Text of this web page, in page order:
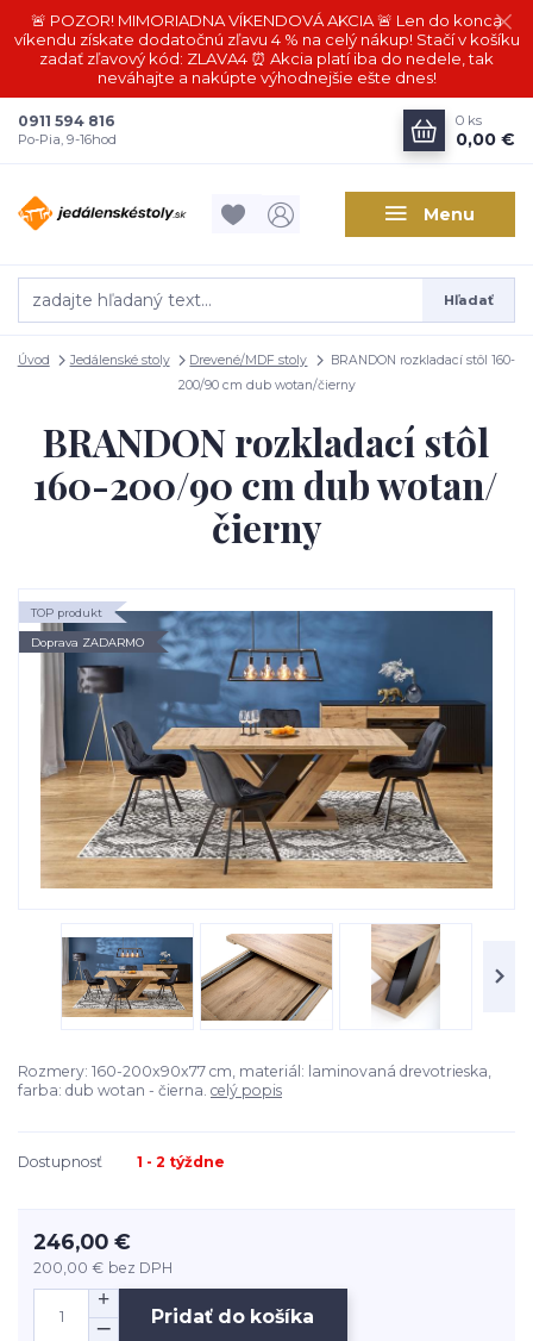
🚨 POZOR! MIMORIADNA VÍKENDOVÁ AKCIA 🚨 Len do konca
víkendu získate dodatočnú zľavu 4 % na celý nákup! Stačí v košíku
zadať zľavový kód: ZLAVA4 ⏰ Akcia platí iba do nedele, tak
neváhajte a nakúpte výhodnejšie ešte dnes!
Menu
Hľadať
0911 594 816
Po-Pia, 9-16hod
0 ks
0,00 €
Úvod Jedálenské stoly Drevené/MDF stoly
BRANDON rozkladací stôl 160-
200/90 cm dub wotan/čierny
BRANDON rozkladací stôl
160-200/90 cm dub wotan/
čierny
TOP produkt
Doprava ZADARMO
Rozmery: 160-200x90x77 cm, materiál: laminovaná drevotrieska,
farba: dub wotan - čierna. celý popis
Dostupnosť 1 - 2 týždne
246,00 €
200,00 € bez DPH
Pridať do košíka